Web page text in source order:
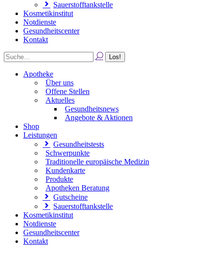
Sauerstofftankstelle
Kosmetikinstitut
Notdienste
Gesundheitscenter
Kontakt
Apotheke
Über uns
Offene Stellen
Aktuelles
Gesundheitsnews
Angebote & Aktionen
Shop
Leistungen
Gesundheitstests
Schwerpunkte
Traditionelle europäische Medizin
Kundenkarte
Produkte
Apotheken Beratung
Gutscheine
Sauerstofftankstelle
Kosmetikinstitut
Notdienste
Gesundheitscenter
Kontakt